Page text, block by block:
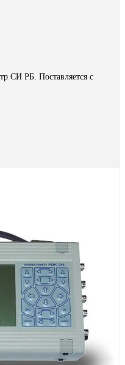
СИ РБ. Поставляется с